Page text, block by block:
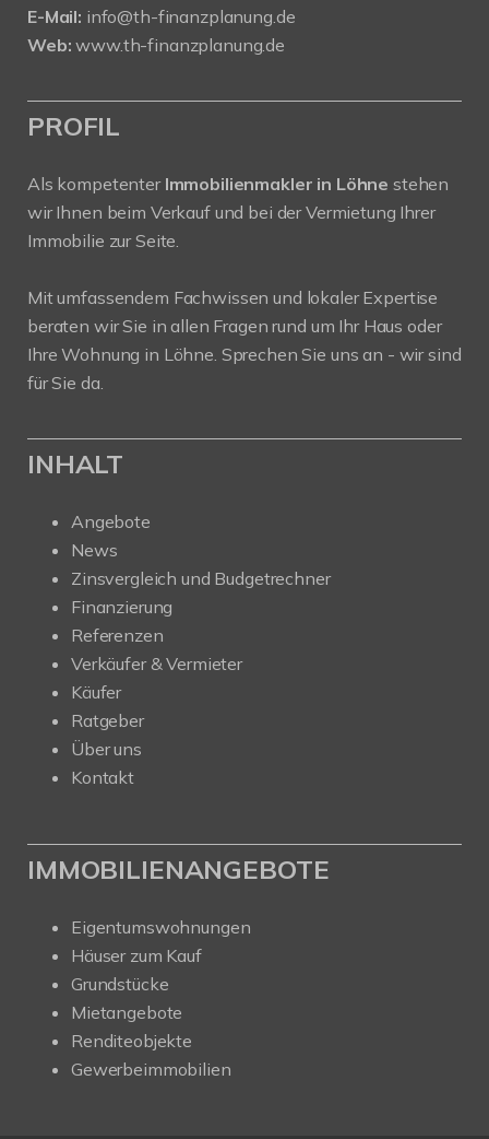
E-Mail: info@th-finanzplanung.de
Web: www.th-finanzplanung.de
PROFIL
Als kompetenter Immobilienmakler in Löhne stehen
wir Ihnen beim Verkauf und bei der Vermietung Ihrer
Immobilie zur Seite.
Mit umfassendem Fachwissen und lokaler Expertise
beraten wir Sie in allen Fragen rund um Ihr Haus oder
Ihre Wohnung in Löhne. Sprechen Sie uns an - wir sind
für Sie da.
INHALT
Angebote
News
Zinsvergleich und Budgetrechner
Finanzierung
Referenzen
Verkäufer & Vermieter
Käufer
Ratgeber
Über uns
Kontakt
IMMOBILIENANGEBOTE
Eigentumswohnungen
Häuser zum Kauf
Grundstücke
Mietangebote
Renditeobjekte
Gewerbeimmobilien